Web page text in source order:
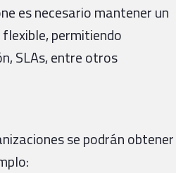
es necesario mantener un
permitiendo
SLAs, entre otros
se podrán obtener